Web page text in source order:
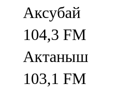
Аксубай
104,3 FM
Актаныш
103,1 FM